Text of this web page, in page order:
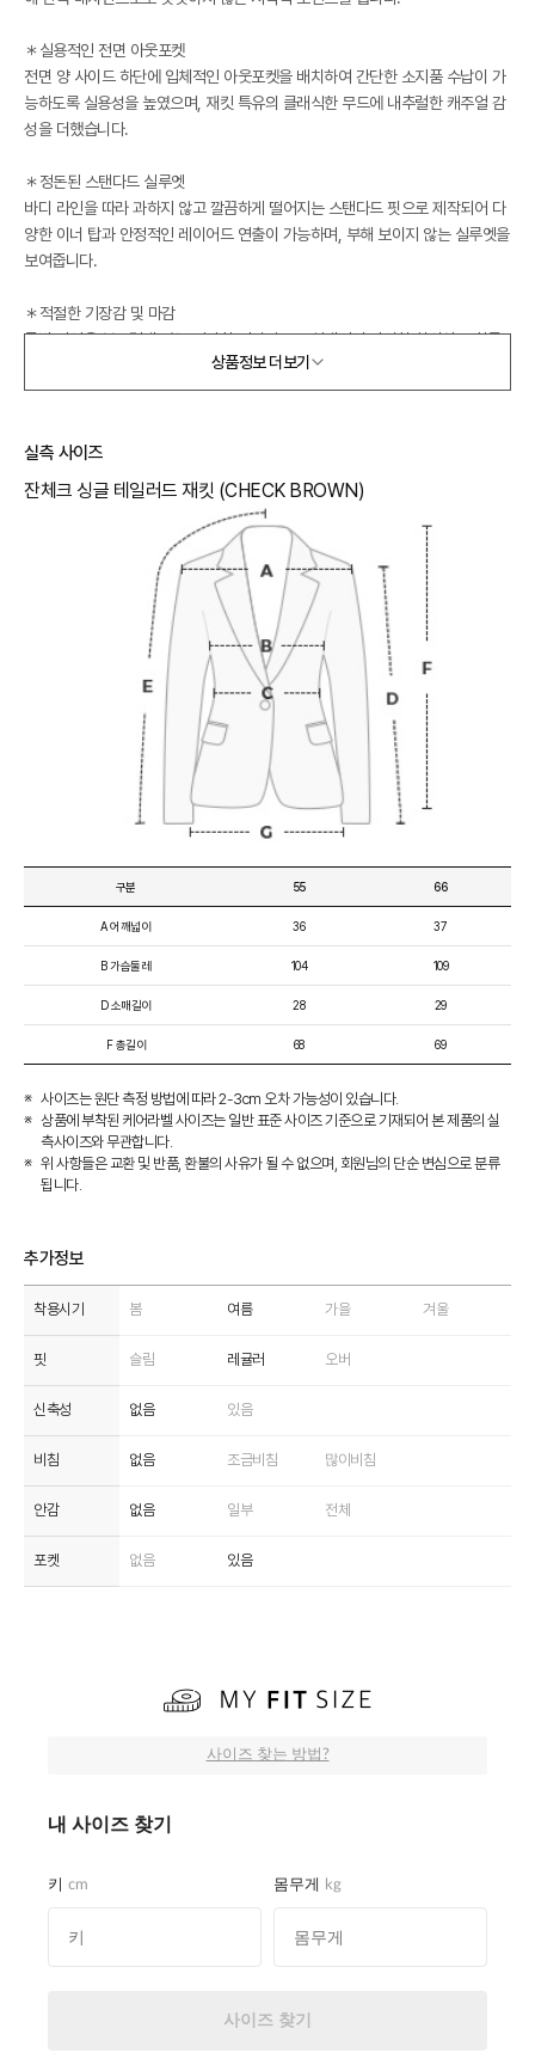
＊실용적인 전면 아웃포켓
전면 양 사이드 하단에 입체적인 아웃포켓을 배치하여 간단한 소지품 수납이 가
능하도록 실용성을 높였으며, 재킷 특유의 클래식한 무드에 내추럴한 캐주얼 감
성을 더했습니다.
＊정돈된 스탠다드 실루엣
바디 라인을 따라 과하지 않고 깔끔하게 떨어지는 스탠다드 핏으로 제작되어 다
양한 이너 탑과 안정적인 레이어드 연출이 가능하며, 부해 보이지 않는 실루엣을
보여줍니다.
＊적절한 기장감 및 마감
골반 라인을 부드럽게 덮는 적당한 기장감으로 설계되어 다양한 하의와 조화롭
게 어우러지며, 소매와 밑단 끝을 탄탄하게 박음질 마감하여 제품 고유의 형태
무너짐을 최소화했습니다.
Styling Suggestion
턴이 강조되는 격식 있는 썸머 오피스 룩이나 하객 룩을 연출하기 적합합니다.
가벼운 반팔 티셔츠와 데님 팬츠 위에 아우터로 매치하면 아웃포켓 특유의 내추
럴함이 어우러진 감각적인 주말 외출복 스타일을 완성할 수 있습니다.
상품정보 더보기
실측 사이즈
잔체크 싱글 테일러드 재킷 (CHECK BROWN)
구분
A 어깨넓이
B 가슴둘레
D 소매길이
F 총길이
55
36
104
28
68
66
37
109
29
69
사이즈는 원단 측정 방법에 따라 2-3cm 오차 가능성이 있습니다.
상품에 부착된 케어라벨 사이즈는 일반 표준 사이즈 기준으로 기재되어 본 제품의 실
측사이즈와 무관합니다.
위 사항들은 교환 및 반품, 환불의 사유가 될 수 없으며, 회원님의 단순 변심으로 분류
됩니다.
추가정보
착용시기 봄 여름 가을 겨울
핏 슬림 레귤러 오버
신축성 없음 있음
비침 없음 조금비침 많이비침
안감 없음 일부 전체
포켓 없음 있음